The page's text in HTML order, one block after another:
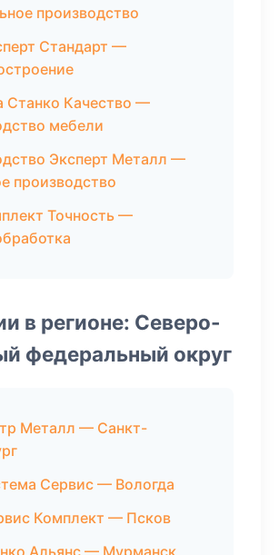
производство
Стандарт —
Станко Качество —
мебели
Эксперт Металл —
производство
Точность —
в регионе: Северо-
федеральный округ
Металл — Санкт-
Сервис — Вологда
Комплект — Псков
Альянс — Мурманск